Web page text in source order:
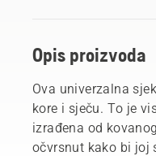
Opis proizvoda
Ova univerzalna
kore i sječu. To je
izrađena od
očvrsnut kako bi joj